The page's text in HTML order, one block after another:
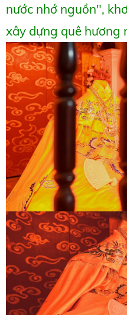
nước nhớ nguồn",
xây dựng quê hương